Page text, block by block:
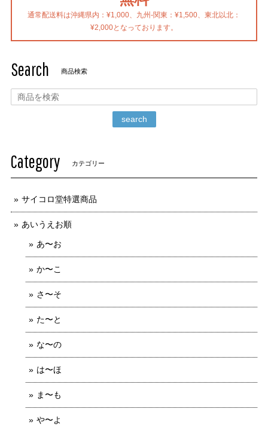
通常配送料は沖縄県内：¥1,000、九州-関東：¥1,500、東北以北：
¥2,000となっております。
Search 商品検索
search
Category カテゴリー
サイコロ堂特選商品
あいうえお順
あ〜お
か〜こ
さ〜そ
た〜と
な〜の
は〜ほ
ま〜も
や〜よ